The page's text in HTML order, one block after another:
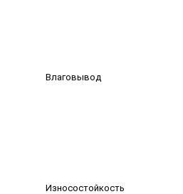
Влаговывод
Износостойкость